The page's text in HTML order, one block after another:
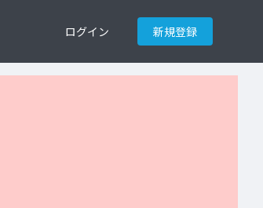
ログイン 新規登録